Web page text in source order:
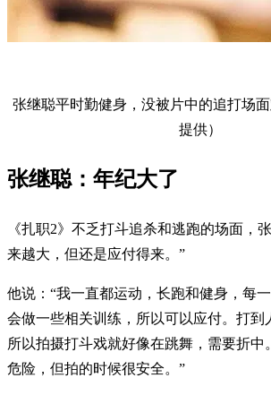
张继聪平时勤健身，没被片中的追打场
提供）
张继聪：年纪大了
《扎职2》不乏打斗追杀和逃跑的场面，
来越大，但还是应付得来。”
他说：“我一直都运动，长跑和健身，每
会做一些相关训练，所以可以应付。打到
所以拍摄打斗戏就好像在跳舞，需要折中
危险，但拍的时候很安全。”